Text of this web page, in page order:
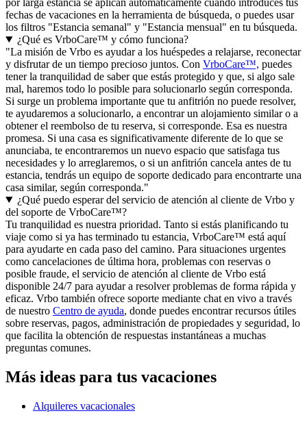
por larga estancia se aplican automáticamente cuando introduces tus
fechas de vacaciones en la herramienta de búsqueda, o puedes usar
los filtros "Estancia semanal" y "Estancia mensual" en tu búsqueda.
¿Qué es VrboCare™ y cómo funciona?
"La misión de Vrbo es ayudar a los huéspedes a relajarse, reconectar
y disfrutar de un tiempo precioso juntos. Con VrboCare™, puedes
tener la tranquilidad de saber que estás protegido y que, si algo sale
mal, haremos todo lo posible para solucionarlo según corresponda.
Si surge un problema importante que tu anfitrión no puede resolver,
te ayudaremos a solucionarlo, a encontrar un alojamiento similar o a
obtener el reembolso de tu reserva, si corresponde. Esa es nuestra
promesa. Si una casa es significativamente diferente de lo que se
anunciaba, te encontraremos un nuevo espacio que satisfaga tus
necesidades y lo arreglaremos, o si un anfitrión cancela antes de tu
estancia, tendrás un equipo de soporte dedicado para encontrarte una
casa similar, según corresponda."
¿Qué puedo esperar del servicio de atención al cliente de Vrbo y
del soporte de VrboCare™?
Tu tranquilidad es nuestra prioridad. Tanto si estás planificando tu
viaje como si ya has terminado tu estancia, VrboCare™ está aquí
para ayudarte en cada paso del camino. Para situaciones urgentes
como cancelaciones de última hora, problemas con reservas o
posible fraude, el servicio de atención al cliente de Vrbo está
disponible 24/7 para ayudar a resolver problemas de forma rápida y
eficaz. Vrbo también ofrece soporte mediante chat en vivo a través
de nuestro Centro de ayuda, donde puedes encontrar recursos útiles
sobre reservas, pagos, administración de propiedades y seguridad, lo
que facilita la obtención de respuestas instantáneas a muchas
preguntas comunes.
Más ideas para tus vacaciones
Alquileres vacacionales